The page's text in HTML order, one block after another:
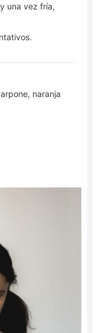
una vez fría,
naranja